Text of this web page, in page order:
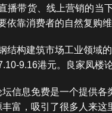
播带货、线上营销的当
依靠消费者的自然复购
结构建筑市场工业领域
9.16港元。良家凤楼
坛信息免费是一个提供
富，吸引了很多人来这